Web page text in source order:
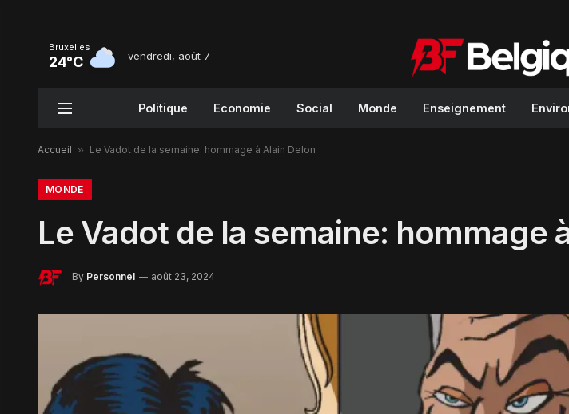
Bruxelles
24°C vendredi, août 7
Politique Economie Social Monde Enseignement
Accueil » Le Vadot de la semaine: hommage à Alain Delon
MONDE
Le Vadot de la semaine: hommage
By Personnel août 23, 2024